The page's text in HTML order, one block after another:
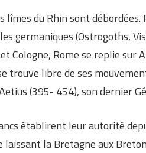
du Rhin sont débordées.
germaniques (Ostrogoths,
Cologne, Rome se replie sur
trouve libre de ses
(395- 454), son dernier
établirent leur autorité
laissant la Bretagne aux